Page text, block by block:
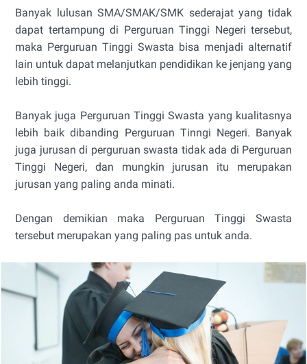
Banyak lulusan SMA/SMAK/SMK sederajat yang tidak
dapat tertampung di Perguruan Tinggi Negeri tersebut,
maka Perguruan Tinggi Swasta bisa menjadi alternatif
lain untuk dapat melanjutkan pendidikan ke jenjang yang
lebih tinggi.
Banyak juga Perguruan Tinggi Swasta yang kualitasnya
lebih baik dibanding Perguruan Tinngi Negeri. Banyak
juga jurusan di perguruan swasta tidak ada di Perguruan
Tinggi Negeri, dan mungkin jurusan itu merupakan
jurusan yang paling anda minati.
Dengan demikian maka Perguruan Tinggi Swasta
tersebut merupakan yang paling pas untuk anda.